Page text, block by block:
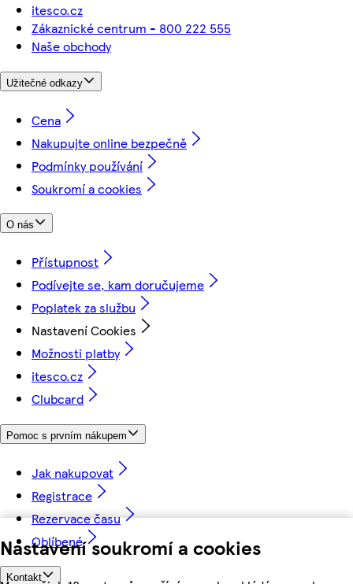
Nastavení soukromí a cookies
itesco.cz
Zákaznické centrum - 800 222 555
Naše obchody
Užitečné odkazy
Cena
Nakupujte online bezpečně
Podmínky používání
Soukromí a cookies
O nás
Přístupnost
Podívejte se, kam doručujeme
Poplatek za službu
Nastavení Cookies
Možnosti platby
itesco.cz
Clubcard
Pomoc s prvním nákupem
Jak nakupovat
Registrace
Rezervace času
Oblíbené
Kontakt